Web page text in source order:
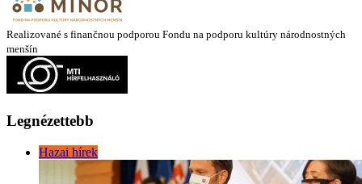
Realizované s finančnou podporou Fondu na podporu kultúry národnostných
menšín
Legnézettebb
Hazai hírek